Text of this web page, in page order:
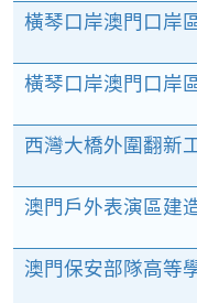
橫琴口岸澳門口岸
橫琴口岸澳門口岸
西灣大橋外圍翻新
澳門戶外表演區建
澳門保安部隊高等